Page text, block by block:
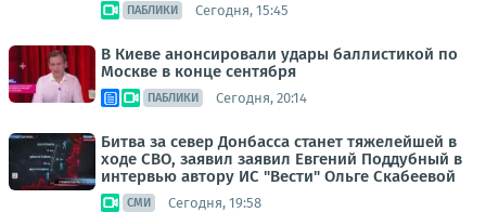
ПАБЛИКИ Сегодня, 15:45
В Киеве анонсировали удары баллистикой по
Москве в конце сентября
ПАБЛИКИ Сегодня, 20:14
Битва за север Донбасса станет тяжелейшей в
ходе СВО, заявил заявил Евгений Поддубный в
интервью автору ИС "Вести" Ольге Скабеевой
СМИ Сегодня, 19:58